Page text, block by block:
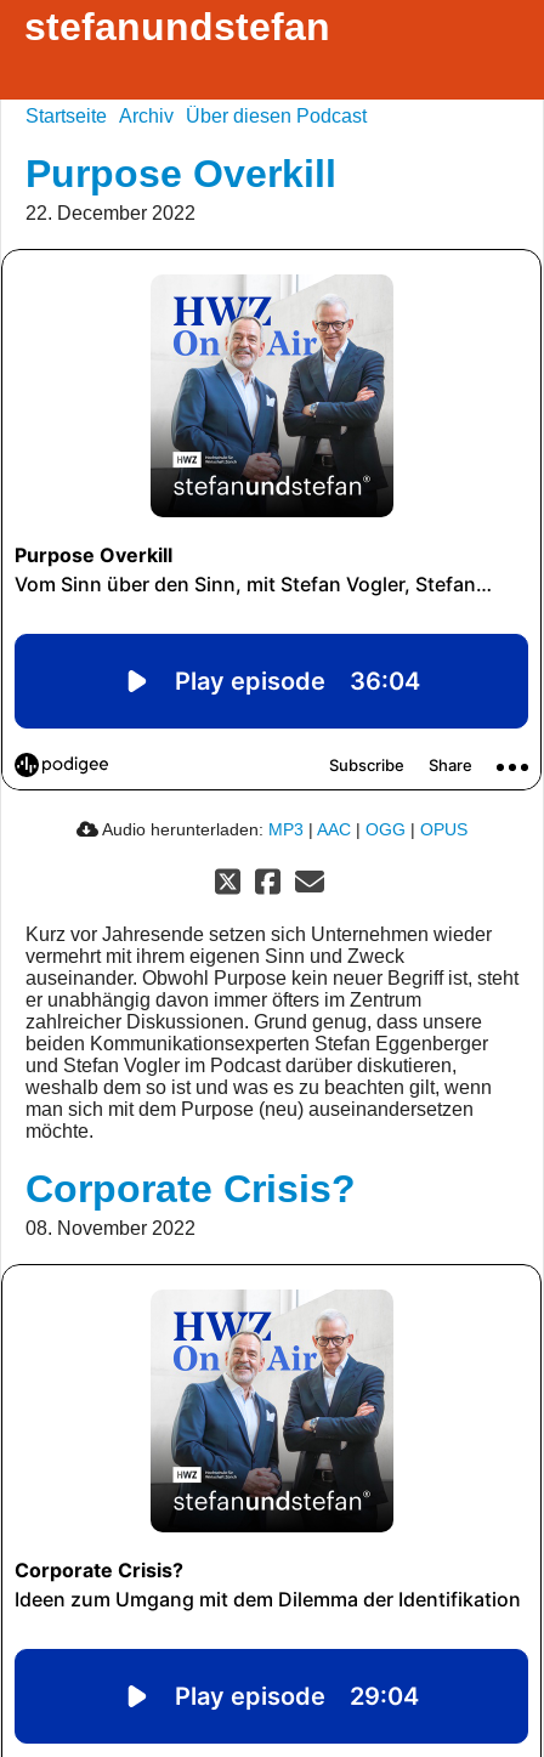
stefanundstefan
Startseite Archiv Über diesen Podcast
Purpose Overkill
22. December 2022
Audio herunterladen: MP3 | AAC | OGG | OPUS
Kurz vor Jahresende setzen sich Unternehmen wieder
vermehrt mit ihrem eigenen Sinn und Zweck
auseinander. Obwohl Purpose kein neuer Begriff ist, steht
er unabhängig davon immer öfters im Zentrum
zahlreicher Diskussionen. Grund genug, dass unsere
beiden Kommunikationsexperten Stefan Eggenberger
und Stefan Vogler im Podcast darüber diskutieren,
weshalb dem so ist und was es zu beachten gilt, wenn
man sich mit dem Purpose (neu) auseinandersetzen
möchte.
Corporate Crisis?
08. November 2022